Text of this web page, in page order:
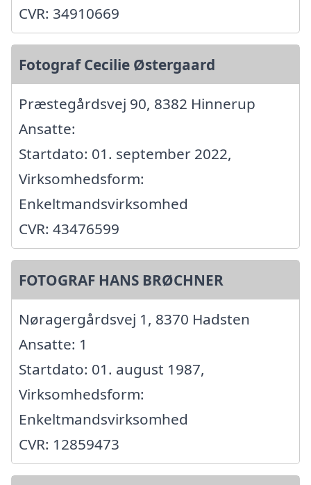
CVR: 34910669
Fotograf Cecilie Østergaard
Præstegårdsvej 90, 8382 Hinnerup
Ansatte:
Startdato: 01. september 2022,
Virksomhedsform:
Enkeltmandsvirksomhed
CVR: 43476599
FOTOGRAF HANS BRØCHNER
Nøragergårdsvej 1, 8370 Hadsten
Ansatte: 1
Startdato: 01. august 1987,
Virksomhedsform:
Enkeltmandsvirksomhed
CVR: 12859473